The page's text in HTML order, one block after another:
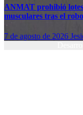
ANMAT prohibió
musculares tras el
7 de agosto de 2026